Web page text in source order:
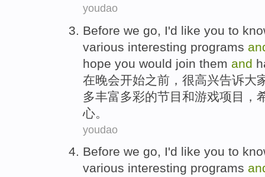
youdao
Before we go I'd like you to
various interesting programs
hope you would join them and
在晚会开始之前 ， 很高兴告诉大
多丰富多彩的节目和游戏项目 ，
心。
youdao
Before we go, I'd like you to
various interesting programs